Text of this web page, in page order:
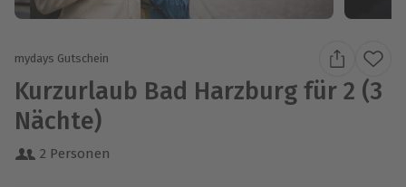
mydays Gutschein
Kurzurlaub Bad Harzburg für 2 (3
Nächte)
2 Personen